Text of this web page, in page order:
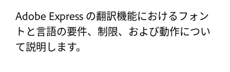
Adobe Express の翻訳機能におけるフォン
トと言語の要件、制限、および動作につい
て説明します。